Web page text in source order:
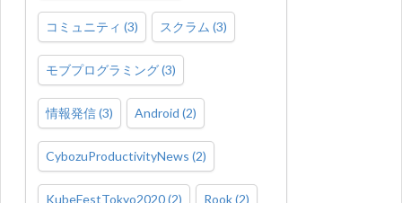
コミュニティ (3) スクラム (3)
モブプログラミング(3)
情報発信(3) Android (2)
CybozuProductivityNews (2)
KubeFestTokyo2020(2) Rook(2)